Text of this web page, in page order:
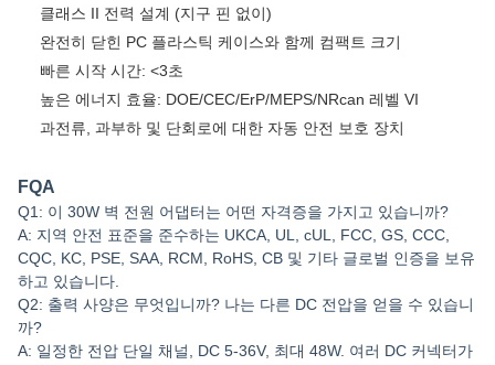
클래스 II 전력 설계 (지구 핀 없이)
완전히 닫힌 PC 플라스틱 케이스와 함께 컴팩트 크기
빠른 시작 시간: <3초
높은 에너지 효율: DOE/CEC/ErP/MEPS/NRcan 레벨 VI
과전류, 과부하 및 단회로에 대한 자동 안전 보호 장치
FQA
Q1: 이 30W 벽 전원 어댑터는 어떤 자격증을 가지고 있습니까?
A: 지역 안전 표준을 준수하는 UKCA, UL, cUL, FCC, GS, CCC,
CQC, KC, PSE, SAA, RCM, RoHS, CB 및 기타 글로벌 인증을 보유
하고 있습니다.
Q2: 출력 사양은 무엇입니까? 나는 다른 DC 전압을 얻을 수 있습니
까?
A: 일정한 전압 단일 채널, DC 5-36V, 최대 48W. 여러 DC 커넥터가